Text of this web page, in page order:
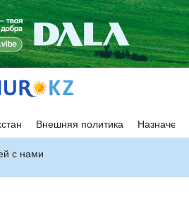
Внешняя политика
с нами